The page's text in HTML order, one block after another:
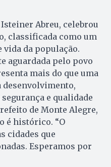
Abreu, celebrou
classificada como um
vida da população.
aguardada pelo povo
mais do que uma
desenvolvimento,
e qualidade
de Monte Alegre,
é histórico. “O
cidades que
Esperamos por